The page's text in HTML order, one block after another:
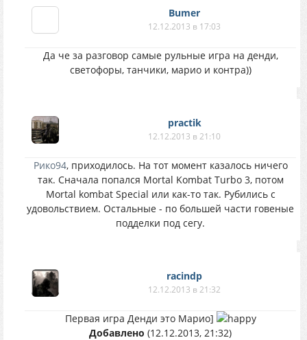
Bumer
12.12.2013 в 17:03
Да че за разговор самые рульные игра на денди,
светофоры, танчики, марио и контра))
practik
12.12.2013 в 21:10
Рико94, приходилось. На тот момент казалось ничего
так. Сначала попался Mortal Kombat Turbo 3, потом
Mortal kombat Special или как-то так. Рубились с
удовольствием. Остальные - по большей части говеные
подделки под сегу.
racindp
12.12.2013 в 21:32
Первая игра Денди это Марио]
Добавлено (12.12.2013, 21:32)